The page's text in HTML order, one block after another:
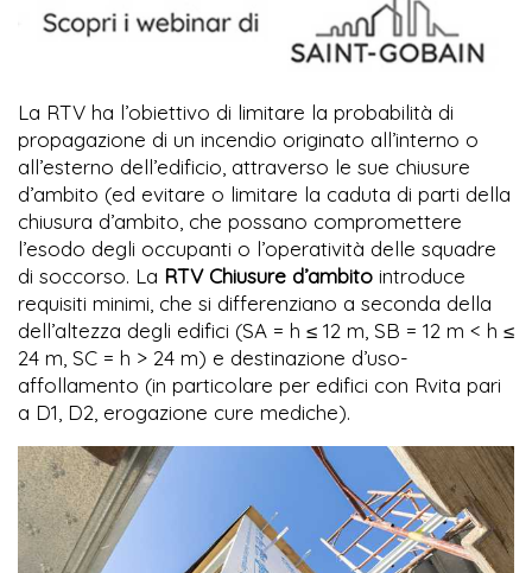
La RTV ha l’obiettivo di limitare la probabilità di
propagazione di un incendio originato all’interno o
all’esterno dell’edificio, attraverso le sue chiusure
d’ambito (ed evitare o limitare la caduta di parti della
chiusura d’ambito, che possano compromettere
l’esodo degli occupanti o l’operatività delle squadre
di soccorso. La RTV Chiusure d’ambito introduce
requisiti minimi, che si differenziano a seconda della
dell’altezza degli edifici (SA = h ≤ 12 m, SB = 12 m < h ≤
24 m, SC = h > 24 m) e destinazione d’uso-
affollamento (in particolare per edifici con Rvita pari
a D1, D2, erogazione cure mediche).